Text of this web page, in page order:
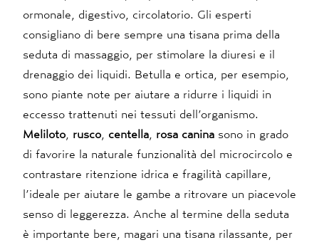
ormonale, digestivo, circolatorio. Gli esperti
consigliano di bere sempre una tisana prima della
seduta di massaggio, per stimolare la diuresi e il
drenaggio dei liquidi. Betulla e ortica, per esempio,
sono piante note per aiutare a ridurre i liquidi in
eccesso trattenuti nei tessuti dell’organismo.
Meliloto
rusco centella rosa canina sono in grado
di favorire la naturale funzionalità del microcircolo e
contrastare ritenzione idrica e fragilità capillare,
l’ideale per aiutare le gambe a ritrovare un piacevole
senso di leggerezza. Anche al termine della seduta
è importante bere, magari una tisana rilassante, per